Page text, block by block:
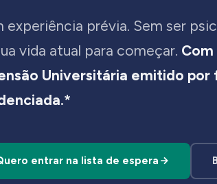
experiência prévia. Sem ser
vida atual para começar.
Universitária emitido por
entrar na lista de espera